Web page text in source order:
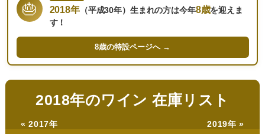
🎂 2018年（平成30年）生まれの方は今年8歳を迎えま
す！
8歳の特設ページへ →
2018年のワイン 在庫リスト
« 2017年 2019年 »